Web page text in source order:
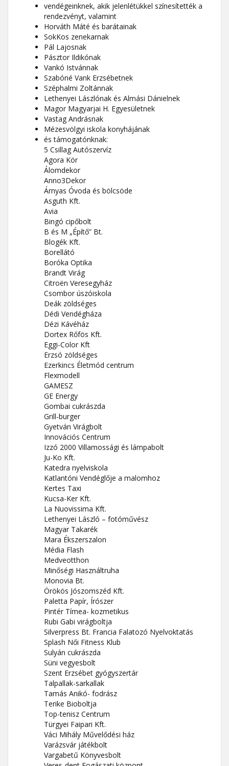
vendégeinknek, akik jelenlétükkel színesítették a
rendezvényt, valamint
Horváth Máté és barátainak
SokKos zenekarnak
Pál Lajosnak
Pásztor Ildikónak
Vankó Istvánnak
Szabóné Vank Erzsébetnek
Széphalmi Zoltánnak
Lethenyei Lászlónak és Almási Dánielnek
Magor Magyarjai H. Egyesületnek
Vastag Andrásnak
Mézesvölgyi iskola konyhájának
és támogatónknak:
5 Csillag Autószervíz
Agora Kör
Álomdekor
Anno3Dekor
Árnyas Óvoda és bölcsöde
Asguth Kft.
Avia
Bingó cipőbolt
B és M „Építő” Bt.
Blogék Kft.
Borellátó
Boróka Optika
Brandt Virág
Citroën Veresegyház
Csombor úszóiskola
Deák zöldséges
Dédi Vendégháza
Dézi Kávéház
Dortex Rőfös Kft.
Eggi-Color Kft
Erzsó zöldséges
Ezerkincs Életmód centrum
Flexmodell
GAMESZ
GE Energy
Gombai cukrászda
Grill-burger
Gyetván Virágbolt
Innovációs Centrum
Izzó 2000 Villamossági és lámpabolt
Ju-Ko Kft.
Katedra nyelviskola
Katlantóni Vendéglője a malomhoz
Kertes Taxi
Kucsa-Ker Kft.
La Nuovissima Kft.
Lethenyei László – fotóművész
Magyar Takarék
Mara Ékszerszalon
Média Flash
Medveotthon
Minőségi Használtruha
Monovia Bt.
Örökös Jószomszéd Kft.
Paletta Papír, Írószer
Pintér Tímea- kozmetikus
Rubi Gabi virágboltja
Silverpress Bt. Francia Falatozó Nyelvoktatás
Splash Női Fitness Klub
Sulyán cukrászda
Süni vegyesbolt
Szent Erzsébet gyógyszertár
Talpallak-sarkallak
Tamás Anikó- fodrász
Terike Bioboltja
Top-tenisz Centrum
Türgyei Faipari Kft.
Váci Mihály Művelődési ház
Varázsvár játékbolt
Vargabetű Könyvesbolt